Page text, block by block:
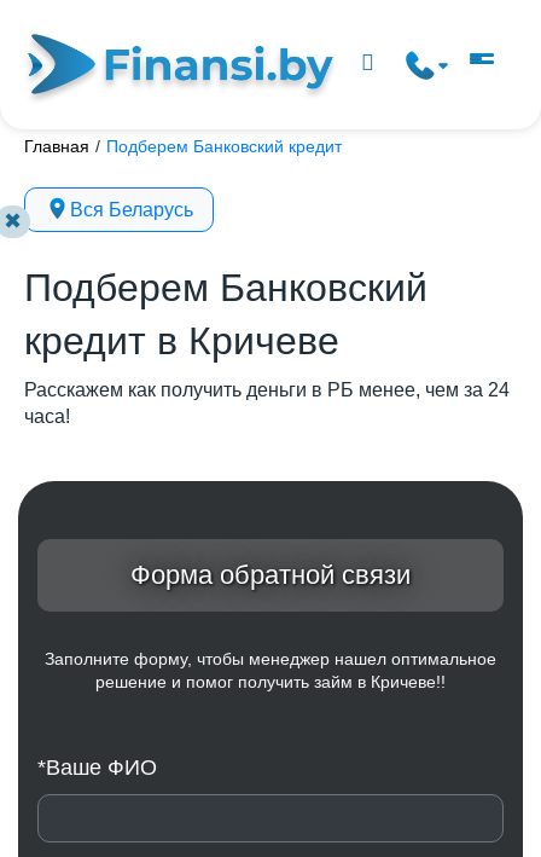
✖
Главная / Подберем Банковский кредит
Вся Беларусь
Подберем Банковский
кредит в Кричеве
Расскажем как получить деньги в РБ менее, чем за 24
часа!
Форма обратной связи
Заполните форму, чтобы менеджер нашел оптимальное
решение и помог получить займ в Кричеве!!
*Ваше ФИО